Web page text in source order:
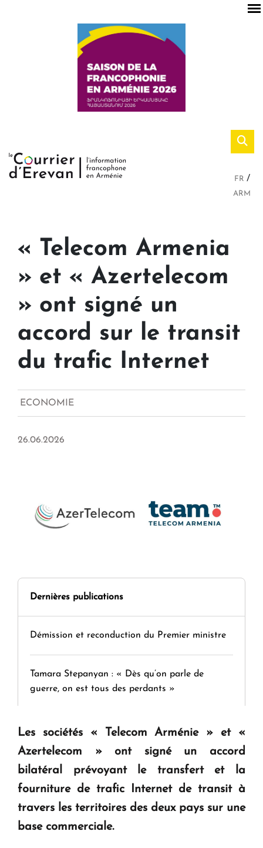
FR
ARM
« Telecom Armenia
» et « Azertelecom
» ont signé un
accord sur le transit
du trafic Internet
ECONOMIE
26.06.2026
Dernières publications
Démission et reconduction du Premier ministre
Tamara Stepanyan : « Dès qu’on parle de
guerre, on est tous des perdants »
" Tant qu'il n'existe pas d'alternative concrète, la
KASA : 30 ans d'audace, de résilience et d'avenir
en Arménie
Les sociétés « Telecom Arménie » et «
Azertelecom » ont signé un accord
bilatéral prévoyant le transfert et la
fourniture de trafic Internet de transit à
travers les territoires des deux pays sur une
base commerciale.